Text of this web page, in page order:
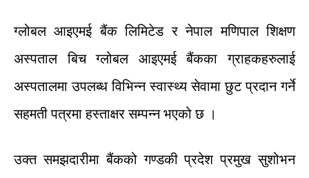
ग्लोबल आइएमई बैंक लिमिटेड र नेपाल मणिपाल शिक्षण
अस्पताल बिच
ग्लोबल आइएमई बैंकका
ग्राहकहरुलाई
अस्पतालमा उपलब्धविभिन्न स्वास्थ्य सेवामा छुट प्रदान गर्ने
सहमती पत्रमा हस्ताक्षर सम्पन्न भएको छ ।
उक्त समझदारीमा बैंकको गण्डकी प्रदेश प्रमुख सुशोभन